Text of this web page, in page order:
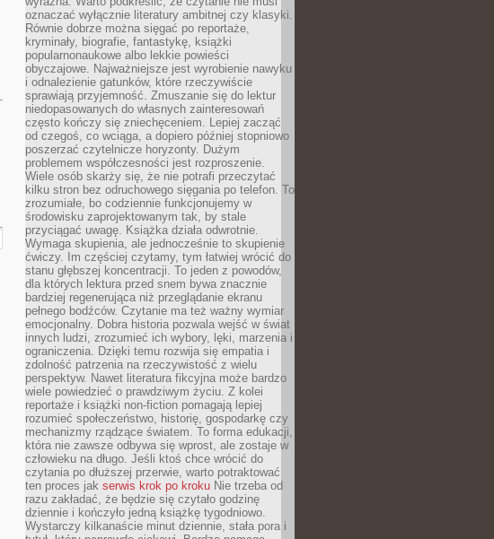
oznaczać wyłącznie literatury ambitnej czy klasyki.
Równie dobrze można sięgać po reportaże,
kryminały, biografie, fantastykę, książki
popularnonaukowe albo lekkie powieści
obyczajowe. Najważniejsze jest wyrobienie nawyku
i odnalezienie gatunków, które rzeczywiście
sprawiają przyjemność. Zmuszanie się do lektur
niedopasowanych do własnych zainteresowań
często kończy się zniechęceniem. Lepiej zacząć
od czegoś, co wciąga, a dopiero później stopniowo
poszerzać czytelnicze horyzonty. Dużym
problemem współczesności jest rozproszenie.
Wiele osób skarży się, że nie potrafi przeczytać
kilku stron bez odruchowego sięgania po telefon. To
zrozumiałe, bo codziennie funkcjonujemy w
środowisku zaprojektowanym tak, by stale
przyciągać uwagę. Książka działa odwrotnie.
Wymaga skupienia, ale jednocześnie to skupienie
ćwiczy. Im częściej czytamy, tym łatwiej wrócić do
stanu głębszej koncentracji. To jeden z powodów,
dla których lektura przed snem bywa znacznie
bardziej regenerująca niż przeglądanie ekranu
pełnego bodźców. Czytanie ma też ważny wymiar
emocjonalny. Dobra historia pozwala wejść w świat
innych ludzi, zrozumieć ich wybory, lęki, marzenia i
ograniczenia. Dzięki temu rozwija się empatia i
zdolność patrzenia na rzeczywistość z wielu
perspektyw. Nawet literatura fikcyjna może bardzo
wiele powiedzieć o prawdziwym życiu. Z kolei
reportaże i książki non-fiction pomagają lepiej
rozumieć społeczeństwo, historię, gospodarkę czy
mechanizmy rządzące światem. To forma edukacji,
która nie zawsze odbywa się wprost, ale zostaje w
człowieku na długo. Jeśli ktoś chce wrócić do
czytania po dłuższej przerwie, warto potraktować
ten proces jak serwis krok po kroku Nie trzeba od
razu zakładać, że będzie się czytało godzinę
dziennie i kończyło jedną książkę tygodniowo.
Wystarczy kilkanaście minut dziennie, stała pora i